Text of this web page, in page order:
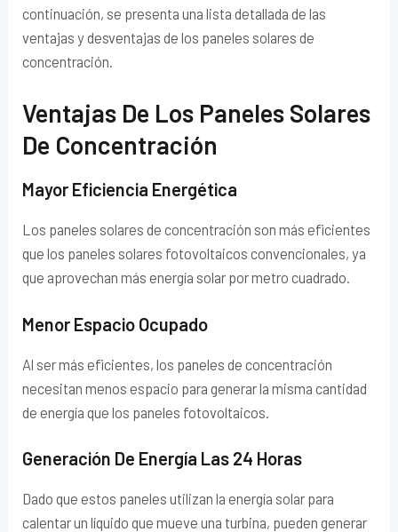
continuación, se presenta una lista detallada de las
ventajas y desventajas de los paneles solares de
concentración.
Ventajas De Los Paneles Solares
De Concentración
Mayor Eficiencia Energética
Los paneles solares de concentración son más eficientes
que los paneles solares fotovoltaicos convencionales, ya
que aprovechan más energía solar por metro cuadrado.
Menor Espacio Ocupado
Al ser más eficientes, los paneles de concentración
necesitan menos espacio para generar la misma cantidad
de energía que los paneles fotovoltaicos.
Generación De Energía Las 24 Horas
Dado que estos paneles utilizan la energía solar para
calentar un líquido que mueve una turbina, pueden generar